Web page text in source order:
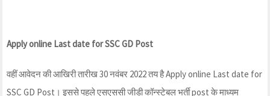
Apply online Last date for SSC GD Post
वहीं आवेदन की आखिरी तारीख 30 नवंबर 2022 तय है Apply online Last date for
SSC GD Post। इससे पहले एसएससी जीडी कॉन्स्टेबल भर्ती post के माध्यम